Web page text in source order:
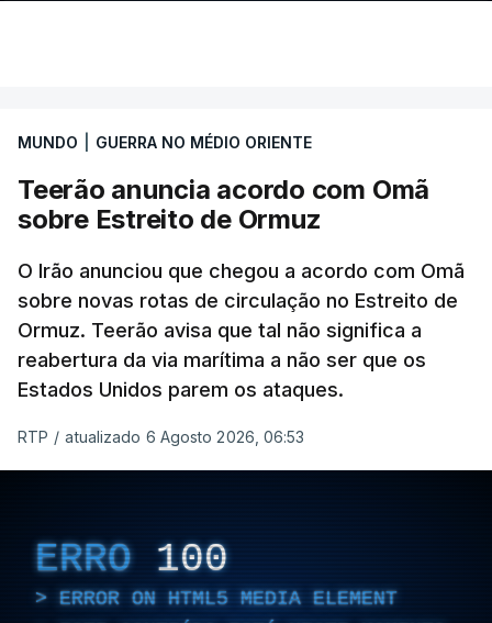
MUNDO GUERRA NO MÉDIO ORIENTE
Teerão anuncia acordo com Omã
sobre Estreito de Ormuz
O Irão anunciou que chegou a acordo com Omã
sobre novas rotas de circulação no Estreito de
Ormuz. Teerão avisa que tal não significa a
reabertura da via marítima a não ser que os
Estados Unidos parem os ataques.
RTP / atualizado 6 Agosto 2026, 06:53
ERRO 100
ERROR ON HTML5 MEDIA ELEMENT